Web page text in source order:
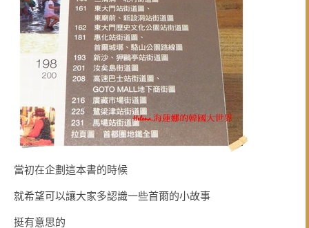
當初在企劃這本書的時候
就希望可以讓大家多認識一些首爾的小故事
挺有意思的